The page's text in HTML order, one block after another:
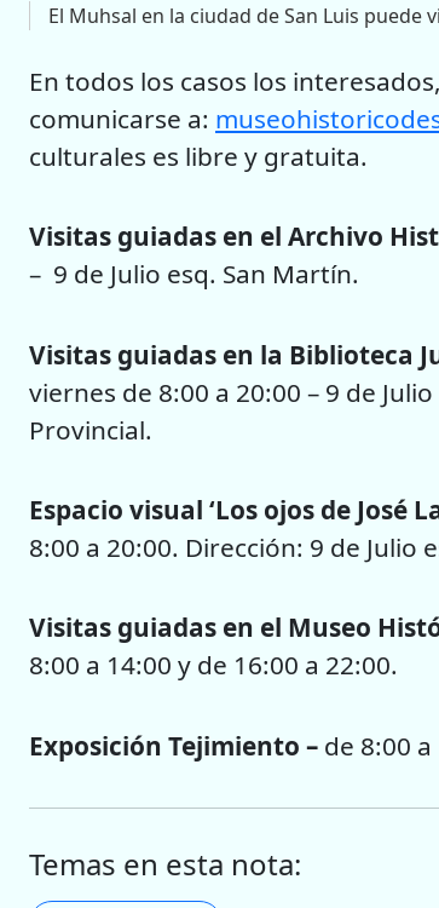
El Muhsal en la ciudad de San Luis
En todos los casos los
comunicarse a:
culturales es libre y gratuita.
Visitas guiadas en el Archivo
– 9 de Julio esq. San Martín.
Visitas guiadas en la Biblioteca
viernes de 8:00 a 20:00 – 9 de
Provincial.
Espacio visual ‘Los ojos de José
8:00 a 20:00. Dirección: 9 de Julio
Visitas guiadas en el Museo
8:00 a 14:00 y de 16:00 a 22:00.
Exposición Tejimiento – de 8:00
Temas en esta nota: